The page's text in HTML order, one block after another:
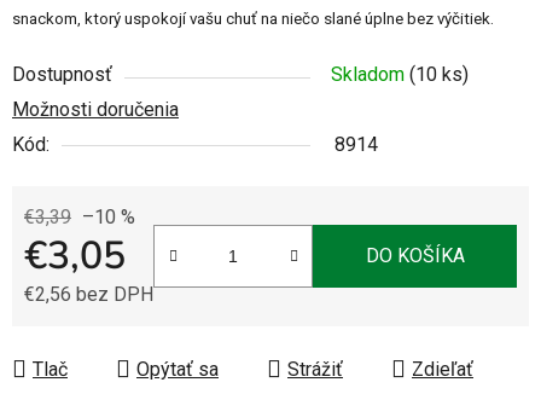
snackom, ktorý uspokojí vašu chuť na niečo slané úplne bez výčitiek.
Dostupnosť Skladom (10 ks)
Možnosti doručenia
Kód:
8914
€3,39 –10 %
€3,05
€2,56 bez DPH
DO KOŠÍKA
Tlač Opýtať sa Strážiť Zdieľať